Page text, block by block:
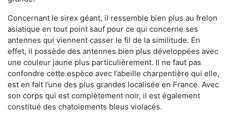
Concernant le sirex géant, il ressemble bien plus au frelon
asiatique en tout point sauf pour ce qui concerne ses
antennes qui viennent casser le fil de la similitude. En
effet, il possède des antennes bien plus développées avec
une couleur jaune plus particulièrement. Il ne faut pas
confondre cette espèce avec l’abeille charpentière qui elle,
est en fait l’une des plus grandes localisée en France. Avec
son corps qui est complètement noir, il est également
constitué des chatoiements bleus violacés.